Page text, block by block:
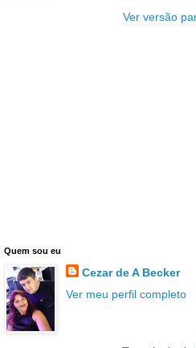
Ver versão
Quem sou eu
Cezar de A Becker
Ver meu perfil completo